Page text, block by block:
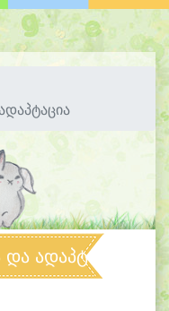
ადაპტაცია